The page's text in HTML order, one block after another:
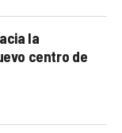
la
centro de